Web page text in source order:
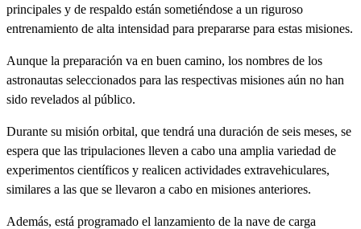
principales y de respaldo están sometiéndose a un riguroso
entrenamiento de alta intensidad para prepararse para estas misiones.
Aunque la preparación va en buen camino, los nombres de los
astronautas seleccionados para las respectivas misiones aún no han
sido revelados al público.
Durante su misión orbital, que tendrá una duración de seis meses, se
espera que las tripulaciones lleven a cabo una amplia variedad de
experimentos científicos y realicen actividades extravehiculares,
similares a las que se llevaron a cabo en misiones anteriores.
Además, está programado el lanzamiento de la nave de carga